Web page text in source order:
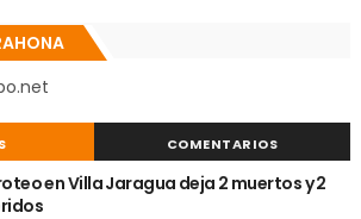
COMENTARIOS
en Villa Jaragua deja 2 muertos y 2